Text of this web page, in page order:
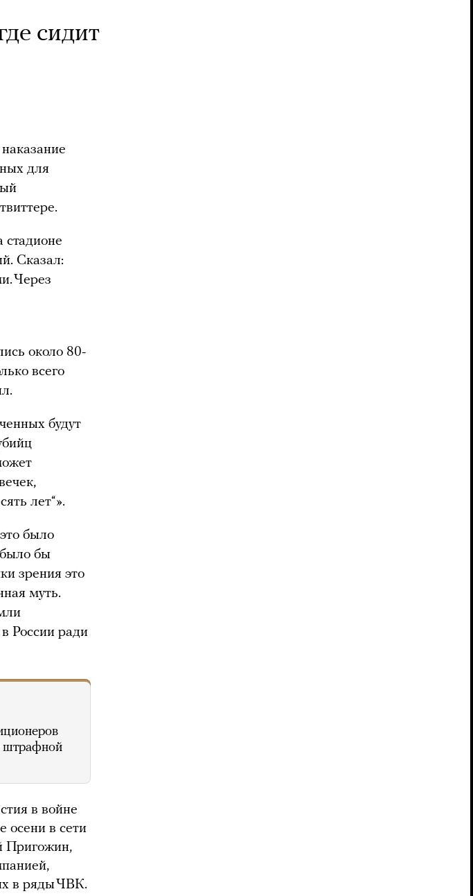
сидит
для
стадионе
Сказал:
Через
около 80-
всего
будут
лет“».
было
было бы
зрения это
муть.
России ради
штрафной
в войне
осени в сети
Пригожин,
в ряды ЧВК.